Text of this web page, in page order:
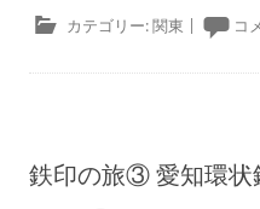
カテゴリー:関東 | コ
鉄印の旅③ 愛知環